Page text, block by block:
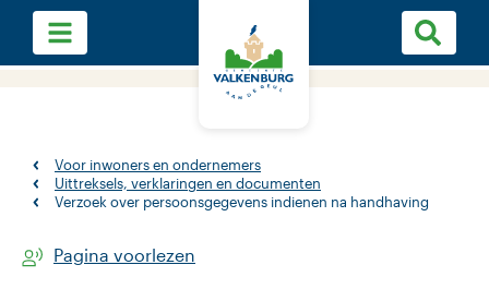
Voor inwoners en ondernemers
Uittreksels, verklaringen en documenten
Verzoek over persoonsgegevens indienen na handhaving
Pagina voorlezen